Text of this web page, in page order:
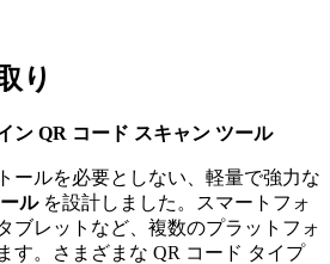
り
ン QR コード スキャン ツール
ールを必要としない、軽量で強力な
ルを設計しました。スマートフォ
ブレットなど、複数のプラットフォ
す。さまざまな QR コード タイプ